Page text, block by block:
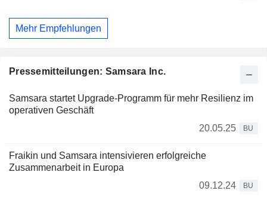
Mehr Empfehlungen
Pressemitteilungen: Samsara Inc.
Samsara startet Upgrade-Programm für mehr Resilienz im
operativen Geschäft
20.05.25
BU
Fraikin und Samsara intensivieren erfolgreiche
Zusammenarbeit in Europa
09.12.24
BU